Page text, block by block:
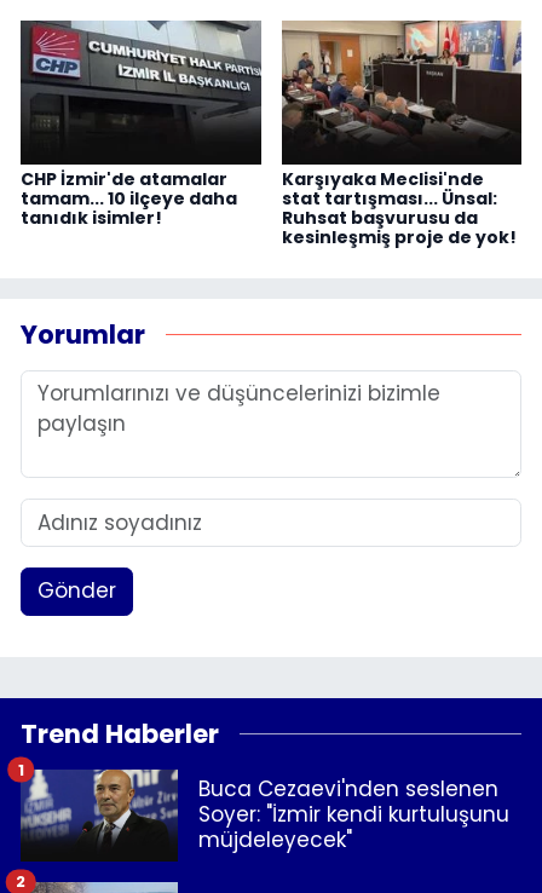
CHP İzmir'de atamalar
tamam... 10 ilçeye daha
tanıdık isimler!
Karşıyaka Meclisi'nde
stat tartışması... Ünsal:
Ruhsat başvurusu da
kesinleşmiş proje de yok!
Yorumlar
Gönder
Trend Haberler
Buca Cezaevi'nden seslenen
Soyer: "İzmir kendi kurtuluşunu
müjdeleyecek"
1
2